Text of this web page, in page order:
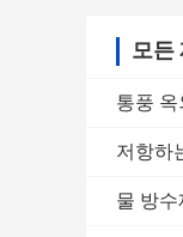
모든
통풍
저항하
물 방